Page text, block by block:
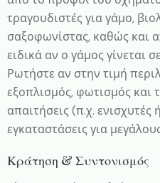
τραγουδιστές για γάμο,
σαξοφωνίστας, καθώς και
ειδικά αν ο γάμος γίνεται
Ρωτήστε αν στην τιμή
εξοπλισμός, φωτισμός και
απαιτήσεις (π.χ. ενισχυτές
εγκαταστάσεις για
Κράτηση & Συντονισμός